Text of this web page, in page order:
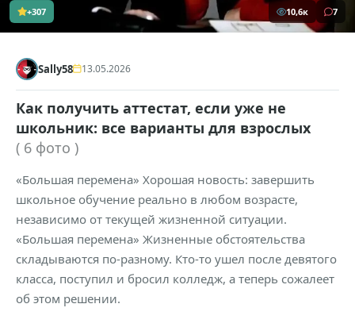
+307 10,6к 7
Sally58 13.05.2026
Как получить аттестат, если уже не
школьник: все варианты для взрослых
( 6 фото )
«Большая перемена» Хорошая новость: завершить
школьное обучение реально в любом возрасте,
независимо от текущей жизненной ситуации.
«Большая перемена» Жизненные обстоятельства
складываются по-разному. Кто-то ушел после девятого
класса, поступил и бросил колледж, а теперь сожалеет
об этом решении.